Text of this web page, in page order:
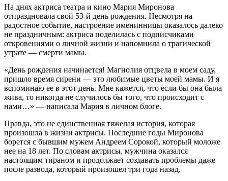
На днях актриса театра и кино Мария Миронова
отпраздновала свой 53-й день рождения. Несмотря на
радостное событие, настроение именинницы оказалось далеко
не праздничным: актриса поделилась с подписчиками
откровениями о личной жизни и напомнила о трагической
утрате — смерти мамы.
«День рождения начинается! Магнолия отцвела в моем саду,
пришло время сирени — это любимые цветы моей мамы. И я
вспоминаю ее в этот день. Мне кажется, что если бы она была
жива, то никогда не случилось бы того, что происходит с
нами…» — написала Мария в личном блоге.
Правда, это не единственная тяжелая история, которая
произошла в жизни актрисы. Последние годы Миронова
борется с бывшим мужем Андреем Сорокой, который моложе
нее на 18 лет. По словам актрисы, мужчина оказался
настоящим тираном и продолжает создавать проблемы даже
после развода, который произошел три года назад.